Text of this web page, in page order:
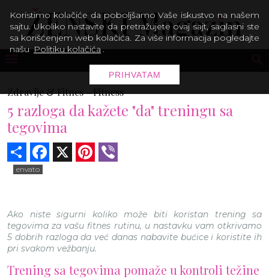
Zdravlje & Fitnes -Fitness
5 razloga da kažete "da" treningu sa
tegovima
Share Facebook Pinterest
envato
Ako niste sigurni koliko može biti koristan trening sa
tegovima za vašu fitnes rutinu, u nastavku vam otkrivamo
5 dobrih razloga da već danas nabavite bućice i koristite ih
pri svakom vežbanju.
Trening sa tegovima pomaže u kontroli težine
Koristimo kolačiće da poboljšamo Vaše iskustvo na našem
sajtu. Ukoliko nastavite da pretražujete ovaj sajt, saglasni ste
sa korišćenjem web kolačića. Za više informacija pogledajte
našu Politiku kolačića .
PRIHVATAM